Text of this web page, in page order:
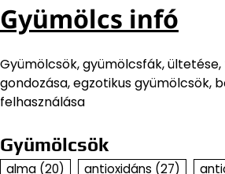
Gyümölcs infó
Gyümölcsök, gyümölcsfák,
gondozása, egzotikus gyümölcsök,
felhasználása
Gyümölcsök
alma (20) antioxidáns (27)